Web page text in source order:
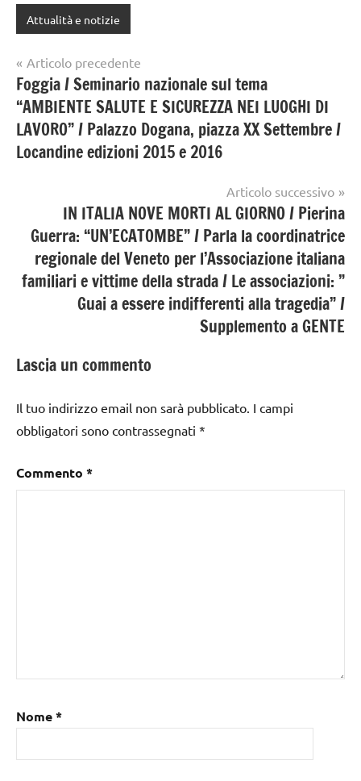
Attualità e notizie
Navigazione
articoli
Articolo precedente
Foggia / Seminario nazionale sul tema
“AMBIENTE SALUTE E SICUREZZA NEI LUOGHI DI
LAVORO” / Palazzo Dogana, piazza XX Settembre /
Locandine edizioni 2015 e 2016
Articolo successivo
IN ITALIA NOVE MORTI AL GIORNO / Pierina
Guerra: “UN’ECATOMBE” / Parla la coordinatrice
regionale del Veneto per l’Associazione italiana
familiari e vittime della strada / Le associazioni: ”
Guai a essere indifferenti alla tragedia” /
Supplemento a GENTE
Lascia un commento
Il tuo indirizzo email non sarà pubblicato. I campi
obbligatori sono contrassegnati *
Commento *
Nome*